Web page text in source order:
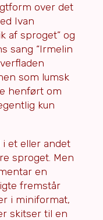
over det
Ivan
af sproget” og
sang “Irmelin
som lumsk
henført om
kun
et eller andet
sproget. Men
en
fremstår
i miniformat,
skitser til en